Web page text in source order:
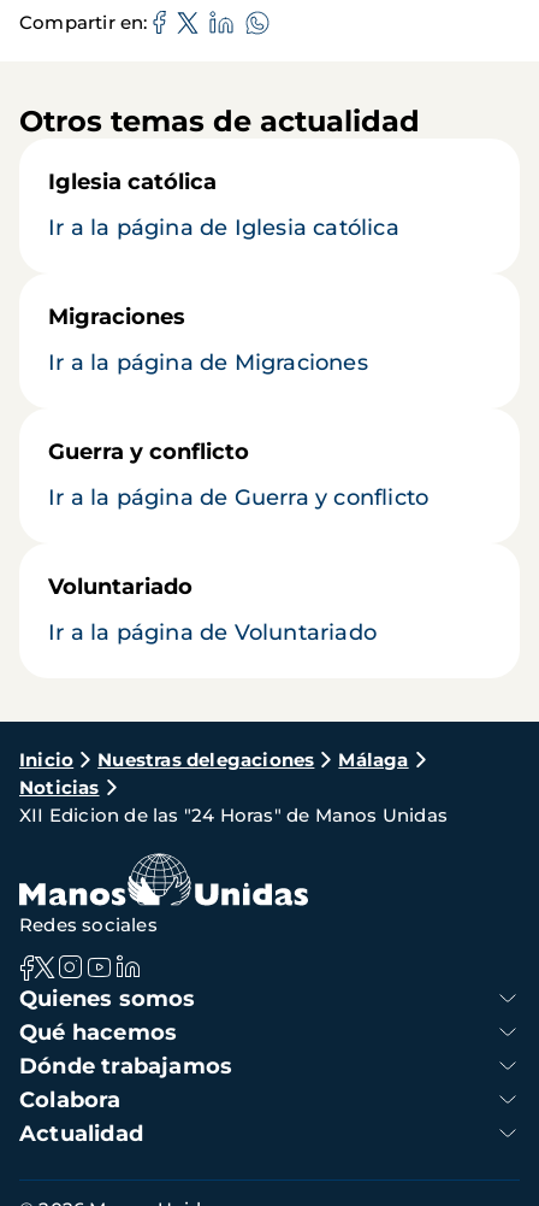
Compartir en
Otros temas de actualidad
Iglesia católica
Ir a la página de Iglesia católica
Migraciones
Ir a la página de Migraciones
Guerra y conflicto
Ir a la página de Guerra y conflicto
Voluntariado
Ir a la página de Voluntariado
Ruta
de
navegación
Inicio Nuestras delegaciones
Málaga
Noticias
XII Edicion de las "24 Horas" de Manos Unidas
Navegación
principal
Quienes somos
Qué hacemos
Dónde trabajamos
Colabora
Actualidad
Redes sociales